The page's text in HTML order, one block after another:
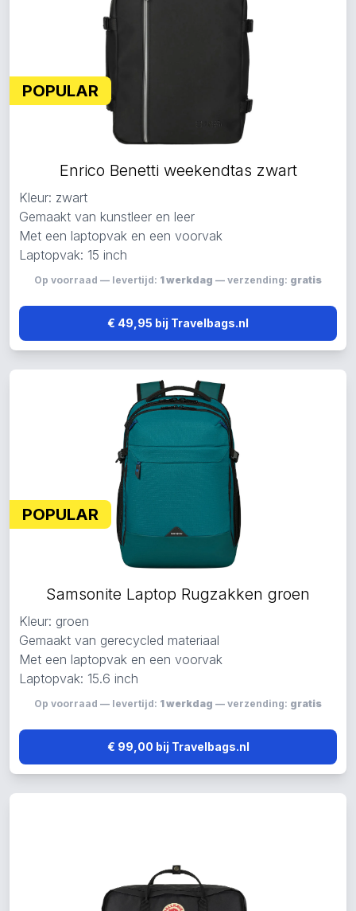
POPULAR
Enrico Benetti weekendtas zwart
Kleur: zwart
Gemaakt van kunstleer en leer
Met een laptopvak en een voorvak
Laptopvak: 15 inch
Op voorraad — levertijd: 1 werkdag — verzending: gratis
€ 49,95 bij Travelbags.nl
POPULAR
Samsonite Laptop Rugzakken groen
Kleur: groen
Gemaakt van gerecycled materiaal
Met een laptopvak en een voorvak
Laptopvak: 15.6 inch
Op voorraad — levertijd: 1 werkdag — verzending: gratis
€ 99,00 bij Travelbags.nl